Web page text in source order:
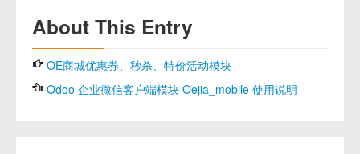
About This Entry
OE商城优惠券、秒杀、特价活动模块
Odoo 企业微信客户端模块 Oejia_mobile 使用说明